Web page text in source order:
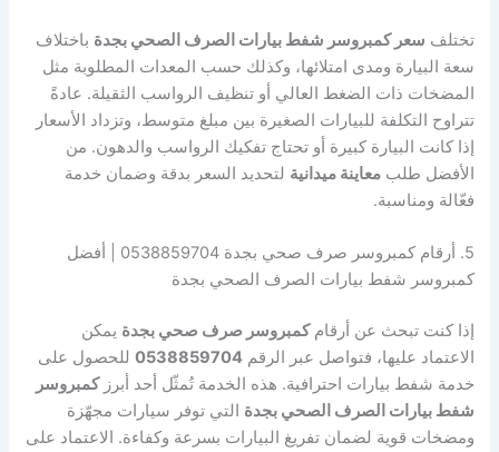
تختلف سعر كمبروسر شفط بيارات الصرف الصحي بجدة باختلاف
سعة البيارة ومدى امتلائها، وكذلك حسب المعدات المطلوبة مثل
المضخات ذات الضغط العالي أو تنظيف الرواسب الثقيلة. عادةً
تتراوح التكلفة للبيارات الصغيرة بين مبلغ متوسط، وتزداد الأسعار
إذا كانت البيارة كبيرة أو تحتاج تفكيك الرواسب والدهون. من
الأفضل طلبمعاينة ميدانية لتحديد السعر بدقة وضمان خدمة
فعّالة ومناسبة.
5. أرقام كمبروسر صرف صحي بجدة 0538859704 | أفضل
كمبروسر شفط بيارات الصرف الصحي بجدة
إذا كنت تبحث عن أرقامكمبروسر صرف صحي بجدة يمكن
الاعتماد عليها، فتواصل عبر الرقم0538859704 للحصول على
خدمة شفط بيارات احترافية. هذه الخدمة تُمثّل أحد أبرزكمبروسر
شفط بيارات الصرف الصحي بجدة التي توفر سيارات مجهّزة
ومضخات قوية لضمان تفريغ البيارات بسرعة وكفاءة. الاعتماد على